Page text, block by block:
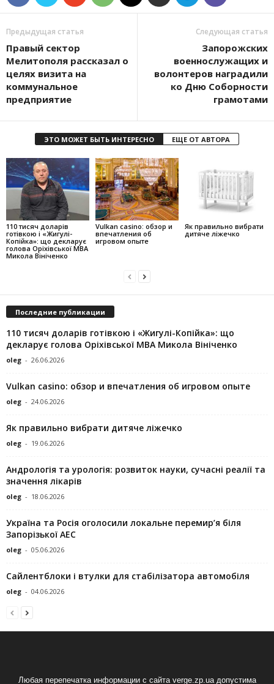
Предыдущая статья
Правый сектор
Мелитополя рассказал о
целях визита на
коммунальное
предприятие
Следующая статья
Запорожских
военнослужащих и
волонтеров наградили
ко Дню Соборности
грамотами
ЭТО МОЖЕТ БЫТЬ ИНТЕРЕСНО ЕЩЕ ОТ АВТОРА
110 тисяч доларів
готівкою і «Жигулі-
Копійка»: що декларує
голова Оріхівської МВА
Микола Вініченко
Vulkan casino: обзор и
впечатления об
игровом опыте
Як правильно вибрати
дитяче ліжечко
Последние публикации
110 тисяч доларів готівкою і «Жигулі-Копійка»: що
декларує голова Оріхівської МВА Микола Вініченко
oleg - 26.06.2026
Vulkan casino: обзор и впечатления об игровом опыте
oleg - 24.06.2026
Як правильно вибрати дитяче ліжечко
oleg - 19.06.2026
Андрологія та урологія: розвиток науки, сучасні реалії та
значення лікарів
oleg - 18.06.2026
Україна та Росія оголосили локальне перемир’я біля
Запорізької АЕС
oleg - 05.06.2026
Сайлентблоки і втулки для стабілізатора автомобіля
oleg - 04.06.2026
Любая перепечатка информации с сайта verge.zp.ua допустима